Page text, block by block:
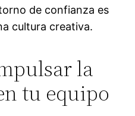
de confianza es
cultura creativa.
la
tu equipo